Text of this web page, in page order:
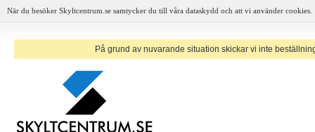
När du besöker Skyltcentrum.se samtycker du till våra dataskydd och att vi använder cookies.
På grund av nuvarande situation skickar vi inte